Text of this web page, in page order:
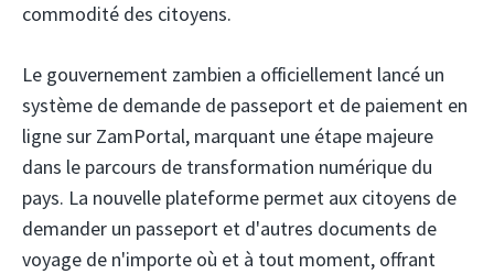
commodité des citoyens.
Le gouvernement zambien a officiellement lancé un
système de demande de passeport et de paiement en
ligne sur ZamPortal, marquant une étape majeure
dans le parcours de transformation numérique du
pays. La nouvelle plateforme permet aux citoyens de
demander un passeport et d'autres documents de
voyage de n'importe où et à tout moment, offrant